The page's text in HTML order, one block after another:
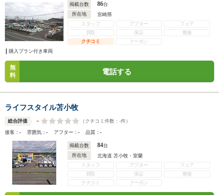
掲載台数 86台
所在地
宮崎県
スタッフ
アフター
フェア
買取
保証
整備
クチコミ
クーポン
購入プラン付き車両
無
料
電話する
ライフスタイル苫小牧
総合評価 - （クチコミ件数： -件）
接客：- 雰囲気：- アフター：- 品質：-
掲載台数 84台
所在地
北海道 苫小牧・室蘭
スタッフ
アフター
フェア
買取
保証
整備
クチコミ
クーポン